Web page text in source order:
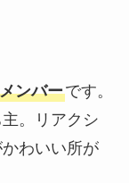
ンバーです。
。リアクシ
わいい所が